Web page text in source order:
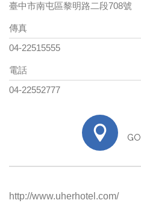
臺中市南屯區黎明路二段708號
傳真
04-22515555
電話
04-22552777
http://www.uherhotel.com/